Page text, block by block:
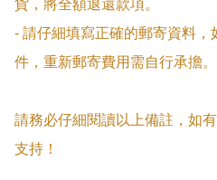
貨，將全額退還款項。
- 請仔細填寫正確的郵寄資料
件，重新郵寄費用需自行承擔。
請務必仔細閱讀以上備註，如
支持！